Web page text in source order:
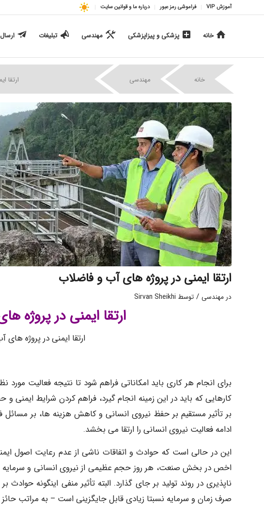
آموزش VIP فراموشی رمز عبور درباره ما و قوانین سایت
خانه پزشکی و پیزاپزشکی مهندسی تبلیغات
خانه مهندسی | ارتقا
ارتقا ایمنی در پروژه های آب و فاضلاب
در مهندسی / توسط Sirvan Sheikhi
ارتقا ایمنی در پروژه
ارتقا ایمنی در پروژه
برای انجام هر کاری باید امکاناتی فراهم شود تا نتیجه فعالیت مورد
کارهایی که باید در این زمینه انجام گیرد، فراهم کردن شرایط
بر تأثیر مستقیم بر حفظ نیروی انسانی و کاهش هزینه ها، بر مسائل
ادامه فعالیت نیروی انسانی را ارتقا می بخشد.
این در حالی است که حوادث و اتفاقات ناشی از عدم رعایت اصول
اخص در بخش صنعت، هر روز حجم عظیمی از نیروی انسانی و سرمایه ها
ناپذیری در روند تولید بر جای گذارد. البته تأثیر منفی اینگونه
صرف زمان و سرمایه نسبتا زیادی قابل جایگزینی است – به مراتب